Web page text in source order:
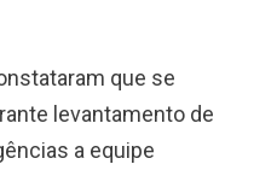
que se
levantamento de
a equipe